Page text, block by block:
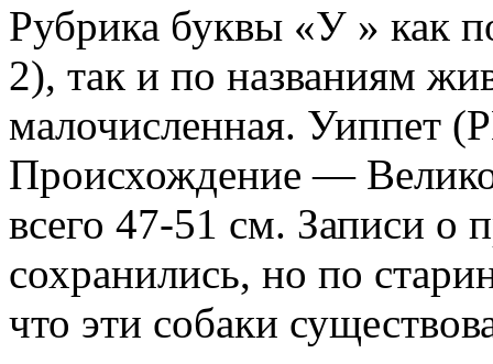
Рубрика буквы «У » как
2), так и по названиям
малочисленная. Уиппет
Происхождение —
всего 47-51 см. Записи о
сохранились, но по
что эти собаки